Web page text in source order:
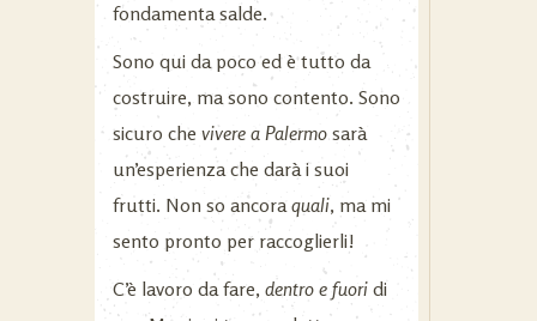
fondamenta salde.
Sono qui da poco ed è tutto da
costruire, ma sono contento. Sono
sicuro che vivere a Palermosarà
un’esperienza che darà i suoi
frutti. Non so ancoraquali, ma mi
sento pronto per raccoglierli!
C’è lavoro da fare, dentro e fuori di